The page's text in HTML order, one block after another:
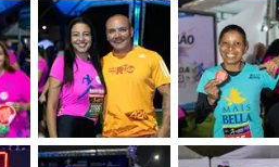
&nbsp; &nbsp;
&nbsp; &nbsp;